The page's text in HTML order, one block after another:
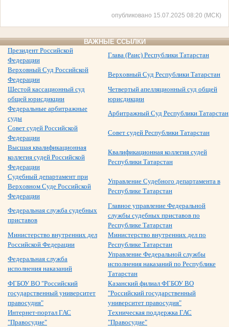
опубликовано 15.07.2025 08:20 (МСК)
ВАЖНЫЕ ССЫЛКИ
Президент Российской
Федерации
Глава (Раис) Республики Татарстан
Верховный Суд Российской
Федерации
Верховный Суд Республики Татарстан
Шестой кассационный суд
общей юрисдикции
Четвертый апелляционный суд общей
юрисдикции
Федеральные арбитражные
суды
Арбитражный Суд Республики Татарстан
Совет судей Российской
Федерации
Совет судей Республики Татарстан
Высшая квалификационная
коллегия судей Российской
Федерации
Квалификационная коллегия судей
Республики Татарстан
Судебный департамент при
Верховном Суде Российской
Федерации
Управление Судебного департамента в
Республике Татарстан
Федеральная служба судебных
приставов
Главное управление Федеральной
службы судебных приставов по
Республике Татарстан
Министерство внутренних дел
Российской Федерации
Министерство внутренних дел по
Республике Татарстан
Федеральная служба
исполнения наказаний
Управление Федеральной службы
исполнения наказаний по Республике
Татарстан
ФГБОУ ВО "Российский
государственный университет
правосудия"
Казанский филиал ФГБОУ ВО
"Российский государственный
университет правосудия"
Интернет-портал ГАС
"Правосудие"
Техническая поддержка ГАС
"Правосудие"